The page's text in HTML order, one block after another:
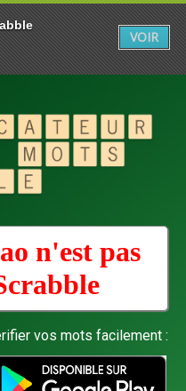
n'est pas
vos mots facilement :
VOIR